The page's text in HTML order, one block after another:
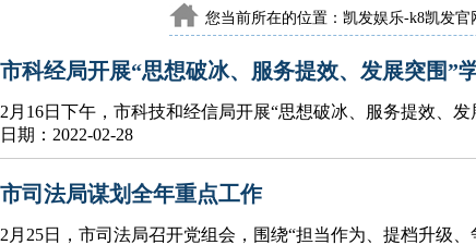
您当前所在的位置： 凯发娱乐-k8凯发官
市科经局开展“思想破冰、服务提效、发展突围”
2月16日下午，市科技和经信局开展“思想破冰、服务提效、发
日期：2022-02-28
市司法局谋划全年重点工作
2月25日，市司法局召开党组会，围绕“担当作为、提档升级